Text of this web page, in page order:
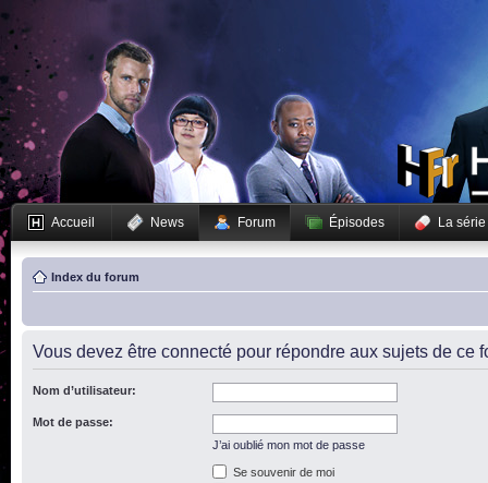
Accueil News Forum Épisodes La série
Index du forum
Vous devez être connecté pour répondre aux sujets de ce
Nom d’utilisateur:
Mot de passe:
J’ai oublié mon mot de passe
Se souvenir de moi